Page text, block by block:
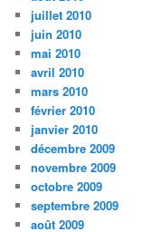
juillet 2010
juin 2010
mai 2010
avril 2010
mars 2010
février 2010
janvier 2010
décembre 2009
novembre 2009
octobre 2009
septembre 2009
août 2009